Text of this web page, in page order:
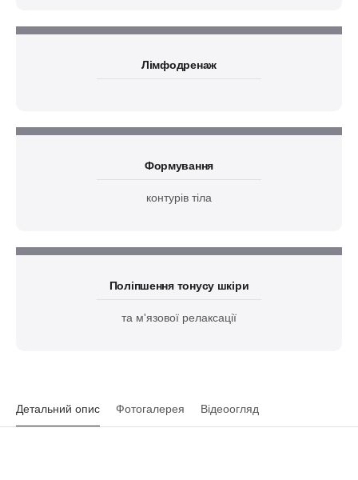
Лімфодренаж
Формування
контурів тіла
Поліпшення тонусу шкіри
та м'язової релаксації
Детальний опис Фотогалерея Відеоогляд